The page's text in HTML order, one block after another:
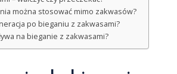
można stosować mimo zakwasów?
po bieganiu z zakwasami?
na bieganie z zakwasami?